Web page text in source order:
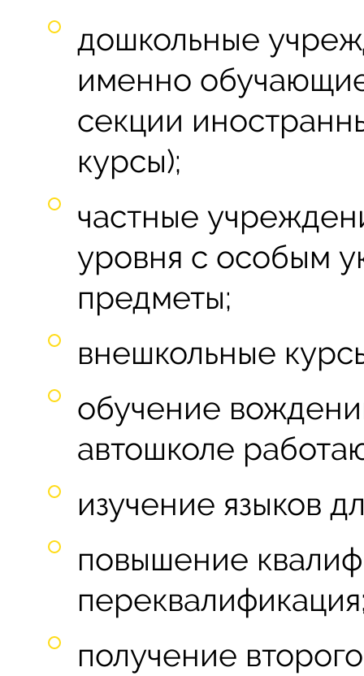
дошкольные
именно
секции
курсы);
частные
уровня с особым
предметы;
внешкольные
обучение
автошколе
изучение языков
повышение
получение